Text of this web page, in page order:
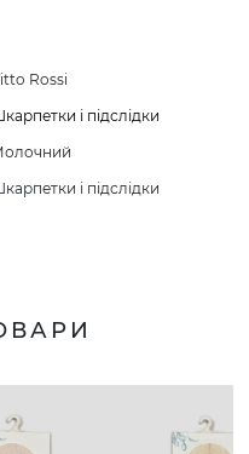
Rossi
і підслідки
і підслідки